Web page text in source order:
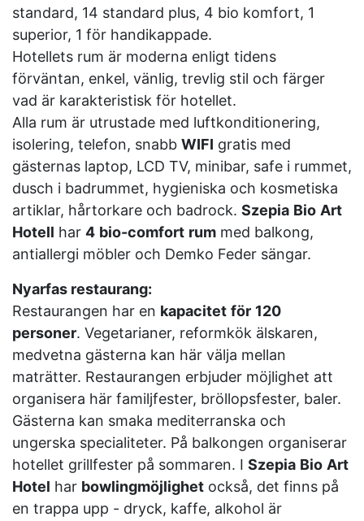
standard, 14 standard plus, 4 bio komfort, 1
superior, 1 för handikappade.
Hotellets rum är moderna enligt tidens
förväntan, enkel, vänlig, trevlig stil och färger
vad är karakteristisk för hotellet.
Alla rum är utrustade med luftkonditionering,
isolering, telefon, snabb WIFI gratis med
gästernas laptop, LCD TV, minibar, safe i rummet,
dusch i badrummet, hygieniska och kosmetiska
artiklar, hårtorkare och badrock. Szepia Bio Art
Hotell har 4 bio-comfort rum med balkong,
antiallergi möbler och Demko Feder sängar.
Nyarfas restaurang:
Restaurangen har en kapacitet för 120
personer. Vegetarianer, reformkök älskaren,
medvetna gästerna kan här välja mellan
maträtter. Restaurangen erbjuder möjlighet att
organisera här familjfester, bröllopsfester, baler.
Gästerna kan smaka mediterranska och
ungerska specialiteter. På balkongen organiserar
hotellet grillfester på sommaren. I Szepia Bio Art
Hotel har bowlingmöjlighet också, det finns på
en trappa upp - dryck, kaffe, alkohol är